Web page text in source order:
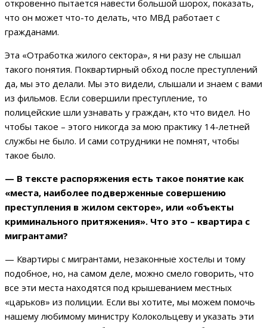
откровенно пытается навести большой шорох, показать,
что он может что-то делать, что МВД работает с
гражданами.
Эта «Отработка жилого сектора», я ни разу не слышал
такого понятия. Поквартирный обход после преступлений
да, мы это делали. Мы это видели, слышали и знаем с вами
из фильмов. Если совершили преступление, то
полицейские шли узнавать у граждан, кто что видел. Но
чтобы такое – этого никогда за мою практику 14-летней
службы не было. И сами сотрудники не помнят, чтобы
такое было.
— В тексте распоряжения есть такое понятие как
«места, наиболее подверженные совершению
преступления в жилом секторе», или «объекты
криминального притяжения». Что это – квартира с
мигрантами?
— Квартиры с мигрантами, незаконные хостелы и тому
подобное, но, на самом деле, можно смело говорить, что
все эти места находятся под крышеванием местных
«царьков» из полиции. Если вы хотите, мы можем помочь
нашему любимому министру Колокольцеву и указать эти